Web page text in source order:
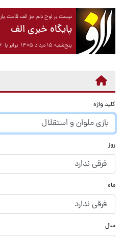
نیست بر لوح دلم جز الف قامت یار
پایگاه خبری الف
پنج‌شنبه ۱۵ مرداد ۱۴۰۵ برابر با ۰۶ آگوست ۲۰۲۶
کلید واژه
روز
ماه
سال